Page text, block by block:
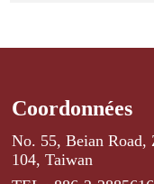
Coordonnées
No. 55, Beian
104, Taiwan